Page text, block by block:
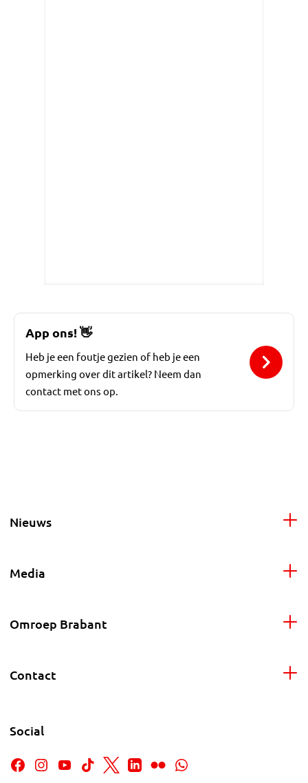
App ons!👋
Heb je een foutje gezien of heb je een
opmerking over dit artikel? Neem dan
contact met ons op.
Nieuws
Media
Omroep Brabant
Contact
Social